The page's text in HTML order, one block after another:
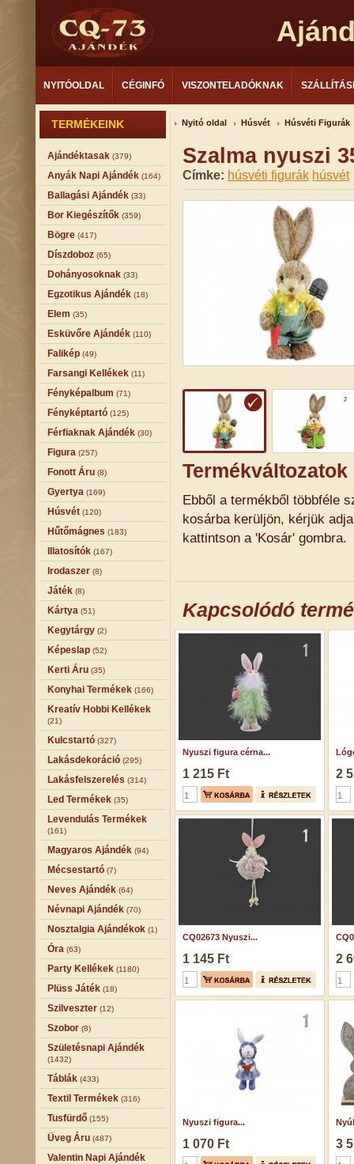
NYITÓOLDAL CÉGINFÓ VISZONTELADÓKNAK
TERMÉKEINK
Ajándéktasak (379)
Anyák Napi Ajándék (164)
Ballagási Ajándék (33)
Bor Kiegészítők (359)
Bögre (417)
Díszdoboz (65)
Dohányosoknak (33)
Egzotikus Ajándék (18)
Elem (35)
Esküvőre Ajándék (110)
Falikép (49)
Farsangi Kellékek (11)
Fényképalbum (71)
Fényképtartó (125)
Férfiaknak Ajándék (30)
Figura (257)
Fonott Áru (8)
Gyertya (169)
Húsvét (120)
Hűtőmágnes (183)
Illatosítók (167)
Irodaszer (8)
Játék (8)
Kártya (51)
Kegytárgy (2)
Képeslap (52)
Kerti Áru (35)
Konyhai Termékek (166)
Kreatív Hobbi Kellékek
(21)
Kulcstartó (327)
Lakásdekoráció (295)
Lakásfelszerelés (314)
Led Termékek (35)
Levendulás Termékek
(161)
Magyaros Ajándék (94)
Mécsestartó (7)
Neves Ajándék (64)
Névnapi Ajándék (70)
Nosztalgia Ajándékok (1)
Óra (63)
Party Kellékek (1180)
Plüss Játék (18)
Szilveszter (12)
Szobor (8)
Születésnapi Ajándék
(1432)
Táblák (433)
Textil Termékek (316)
Tusfürdő (155)
Üveg Áru (487)
Valentin Napi Ajándék
Nyitó oldal Húsvét Húsvéti Figurák
Szalma nyuszi
Címke: húsvéti figurák húsvét
Termékváltozatok
Ebből a termékből többféle
kosárba kerüljön, kérjük
kattintson a 'Kosár' gombra.
Kapcsolódó
Nyuszi figura cérna...
1 215 Ft 2
CQ02673 Nyuszi...
1 145 Ft 2
Nyuszi figura...
1 070 Ft 3